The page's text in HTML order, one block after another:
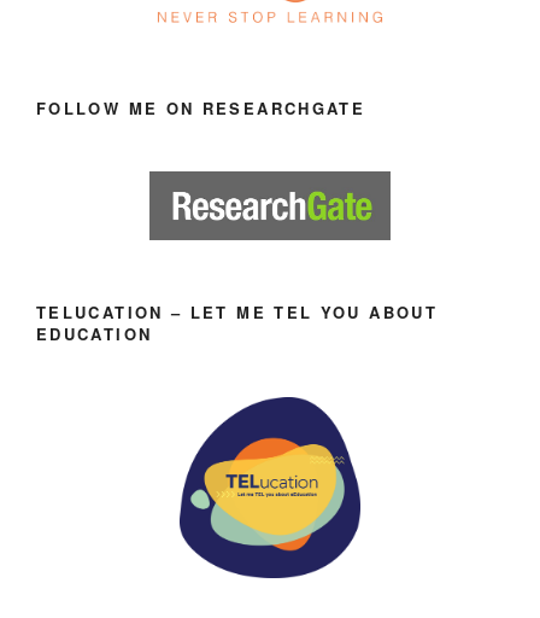
FOLLOW ME ON RESEARCHGATE
TELUCATION – LET ME TEL YOU ABOUT
EDUCATION